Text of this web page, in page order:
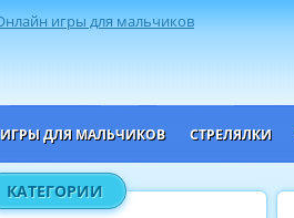
ИГРЫ ДЛЯ МАЛЬЧИКОВ СТРЕЛЯЛКИ
КАТЕГОРИИ